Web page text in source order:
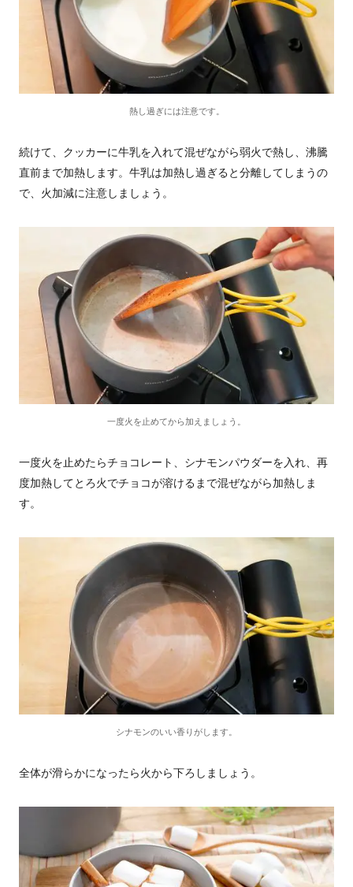
熱し過ぎには注意です。
続けて、クッカーに牛乳を入れて混ぜながら弱火で熱し、沸騰
直前まで加熱します。牛乳は加熱し過ぎると分離してしまうの
で、火加減に注意しましょう。
一度火を止めてから加えましょう。
一度火を止めたらチョコレート、シナモンパウダーを入れ、再
度加熱してとろ火でチョコが溶けるまで混ぜながら加熱しま
す。
シナモンのいい香りがします。
全体が滑らかになったら火から下ろしましょう。